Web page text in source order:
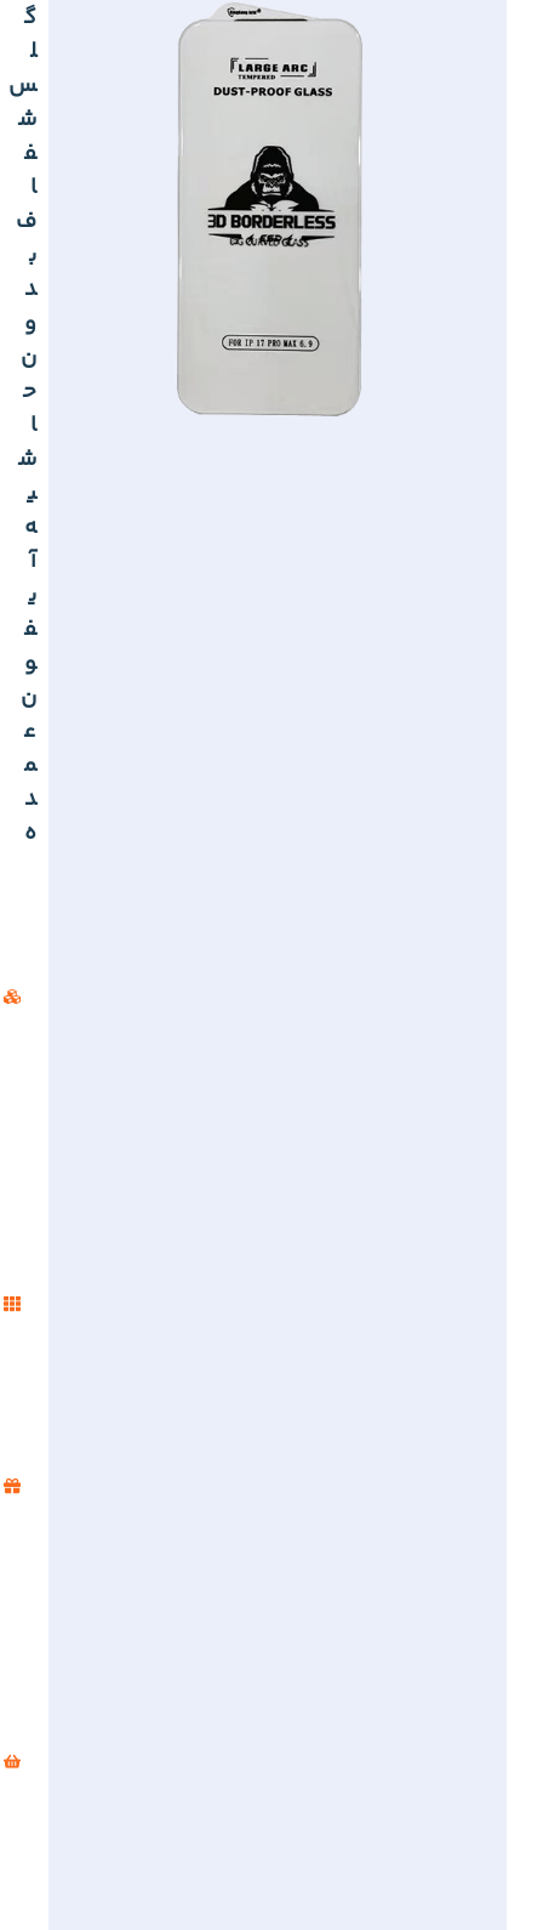
گ
ل
س
ش
ف
ا
ف
ب
د
و
ن
ح
ا
ش
ی
ه
آ
ی
ف
و
ن
ع
م
د
ه